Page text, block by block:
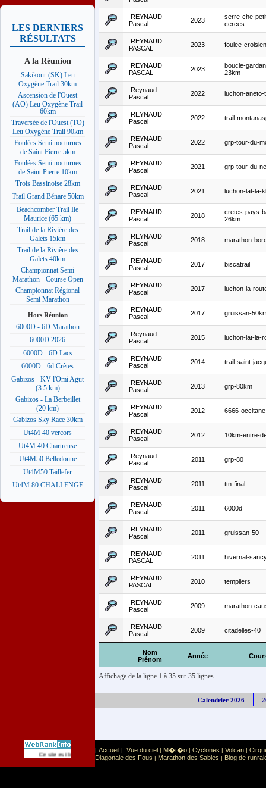
LES DERNIERS
RÉSULTATS
A la Réunion
Sakikour (SK) Leu
Oxygène Trail 30km
Ascension de l'Ouest
(AO) Leu Oxygène Trail
60km
Traversée de l'Ouest (TO)
Leu Oxygène Trail 90km
Foulées Semi nocturnes
de Saint Pierre 5km
Foulées Semi nocturnes
de Saint Pierre 10km
Trois Bassinoise 28km
Trail Grand Bénare 50km
Beachcomber Trail Ile
Maurice (65 km)
Trail de la Rivière des
Galets 15km
Trail de la Rivière des
Galets 40km
Championnat Semi
Marathon - Course Open
Championnat Régional
Semi Marathon
Hors Réunion
6000D - 6D Marathon
6000D 2026
6000D - 6D Lacs
6000D - 6d Crêtes
Gabizos - KV l'Omi Agut
(3.5 km)
Gabizos - La Berbeillet
(20 km)
Gabizos Sky Race 30km
Ut4M 40 vercors
Ut4M 40 Chartreuse
Ut4M50 Belledonne
Ut4M50 Taillefer
Ut4M 80 CHALLENGE
Nom
Prénom
Année
REYNAUD
Pascal
2023
serre-che-
cerces
REYNAUD
PASCAL
2023 foulee-
REYNAUD
PASCAL
2023
boucle-
23km
Reynaud
Pascal
2022 luchon-aneto-
REYNAUD
Pascal
2022 trail-
REYNAUD
Pascal
2022 grp-tour-du-
REYNAUD
Pascal
2021 grp-tour-du-
REYNAUD
Pascal
2021 luchon-lat-la-
REYNAUD
Pascal
2018
cretes-pays-
26km
REYNAUD
Pascal
2018 marathon-
REYNAUD
Pascal
2017 biscatrail
REYNAUD
Pascal
2017 luchon-la-
REYNAUD
Pascal
2017 gruissan-
Reynaud
Pascal
2015 luchon-lat-la-
REYNAUD
Pascal
2014 trail-saint-
REYNAUD
Pascal
2013 grp-80km
REYNAUD
Pascal
2012 6666-occitane
REYNAUD
Pascal
2012 10km-entre-
Reynaud
Pascal
2011 grp-80
REYNAUD
Pascal
2011 ttn-final
REYNAUD
Pascal
2011 6000d
REYNAUD
Pascal
2011 gruissan-50
REYNAUD
PASCAL
2011 hivernal-
REYNAUD
PASCAL
2010 templiers
REYNAUD
Pascal
2009 marathon-
REYNAUD
Pascal
2009 citadelles-40
Affichage de la ligne 1 à 35 sur 35 lignes
Calendrier 2026
Ce site est list� dans la cat�gorie Sport Sports extr�mes
| Accueil | Vue du ciel | M�t�o | Cyclones | Volcan |
Diagonale des Fous | Marathon des Sables | Blog de